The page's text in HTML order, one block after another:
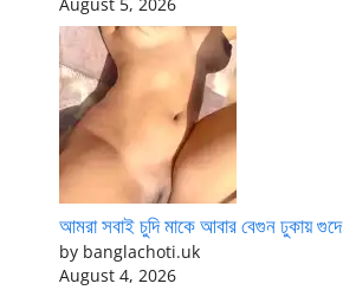
আমরা সবাই চুদি মাকে আবার বেগুন ঢুকায় গুদে
by banglachoti.uk
August 4, 2026